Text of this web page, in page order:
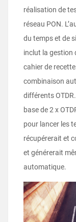
réalisation de
réseau PON.
du temps et de
inclut la gestion
cahier de
combinaison
différents
base de 2 x
pour lancer les
récupérerait et
et générerait
automatique.